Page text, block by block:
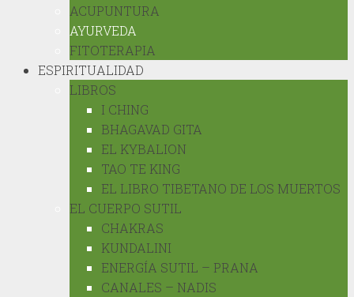
ACUPUNTURA
AYURVEDA
FITOTERAPIA
ESPIRITUALIDAD
LIBROS
I CHING
BHAGAVAD GITA
EL KYBALION
TAO TE KING
EL LIBRO TIBETANO DE LOS MUERTOS
EL CUERPO SUTIL
CHAKRAS
KUNDALINI
ENERGÍA SUTIL – PRANA
CANALES – NADIS